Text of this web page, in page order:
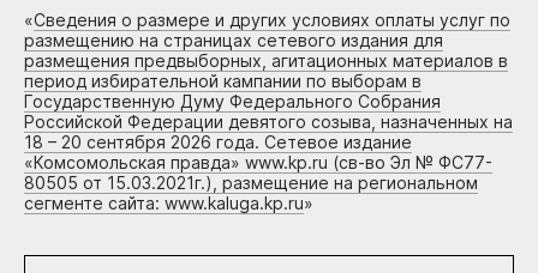
«Сведения о размере и других условиях оплаты услуг по
размещению на страницах сетевого издания для
размещения предвыборных, агитационных материалов в
период избирательной кампании по выборам в
Государственную Думу Федерального Собрания
Российской Федерации девятого созыва, назначенных на
18 – 20 сентября 2026 года. Сетевое издание
«Комсомольская правда» www.kp.ru (св-во Эл № ФС77-
80505 от 15.03.2021г.), размещение на региональном
сегменте сайта: www.kaluga.kp.ru»